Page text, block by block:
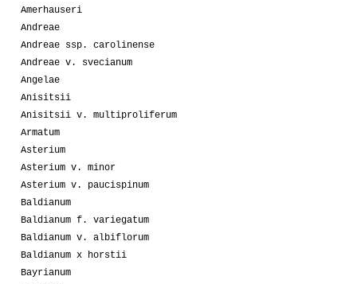
Amerhauseri
Andreae
Andreae ssp. carolinense
Andreae v. svecianum
Angelae
Anisitsii
Anisitsii v. multiproliferum
Armatum
Asterium
Asterium v. minor
Asterium v. paucispinum
Baldianum
Baldianum f. variegatum
Baldianum v. albiflorum
Baldianum x horstii
Bayrianum